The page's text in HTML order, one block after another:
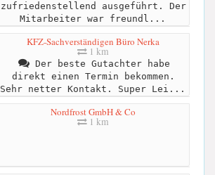
zufriedenstellend ausgeführt. Der
Mitarbeiter war freundl...
KFZ-Sachverständigen Büro Nerka
1 km
Der beste Gutachter habe
direkt einen Termin bekommen.
Sehr netter Kontakt. Super Lei...
Nordfrost GmbH & Co
1 km